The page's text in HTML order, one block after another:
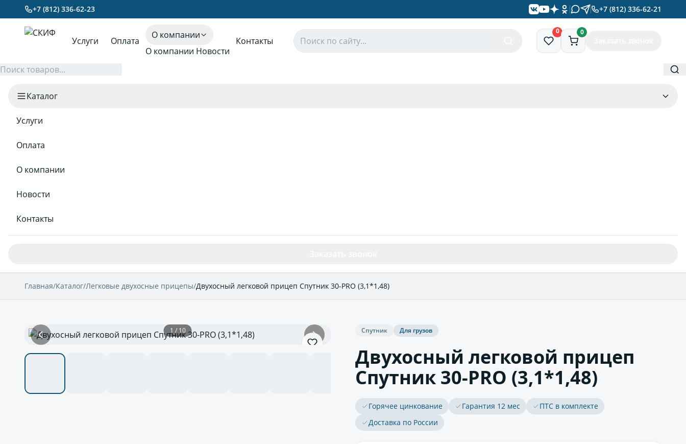
+7 (812) 336-62-23 +7 (812) 336-62-21
Услуги Оплата
О компании
О компании Новости
Контакты
0 0
Каталог
Услуги
Оплата
О компании
Новости
Контакты
Главная/Каталог/Легковые двухосные прицепы/Двухосный легковой прицеп Спутник 30-PRO (3,1*1,48)
1 / 10 Спутник Для грузов
Двухосный легковой прицеп
Спутник 30-PRO (3,1*1,48)
Горячее цинкование Гарантия 12 мес
ПТС в комплекте
Доставка по России